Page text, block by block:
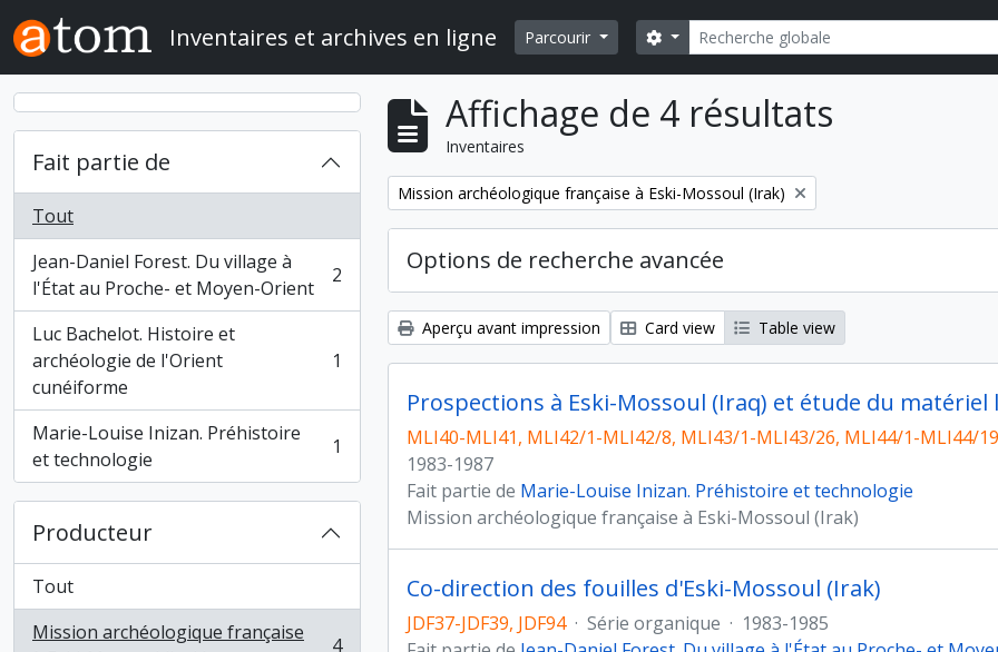
Skip to main content
Inventaires et archives en ligne Parcourir Rechercher
Search options
Fait partie de
Tout
Jean-Daniel Forest. Du village à
l'État au Proche- et Moyen-Orient
, 2 résultats 2
Luc Bachelot. Histoire et
archéologie de l'Orient
cunéiforme
, 1 résultats 1
Marie-Louise Inizan. Préhistoire
et technologie
, 1 résultats 1
Producteur
Tout
Mission archéologique française
4
Affichage de 4 résultats
Inventaires
Remove filter:
Mission archéologique française à Eski-Mossoul (Irak)
Options de recherche avancée
Aperçu avant impression Card view Table view
Prospections à Eski-Mossoul (Iraq) et étude du
MLI40-MLI41, MLI42/1-MLI42/8, MLI43/1-MLI43/26, MLI44/1-MLI44/
1983-1987
Fait partie de Marie-Louise Inizan. Préhistoire et technologie
Mission archéologique française à Eski-Mossoul (Irak)
Co-direction des fouilles d'Eski-Mossoul (Irak)
JDF37-JDF39, JDF94 · Série organique · 1983-1985